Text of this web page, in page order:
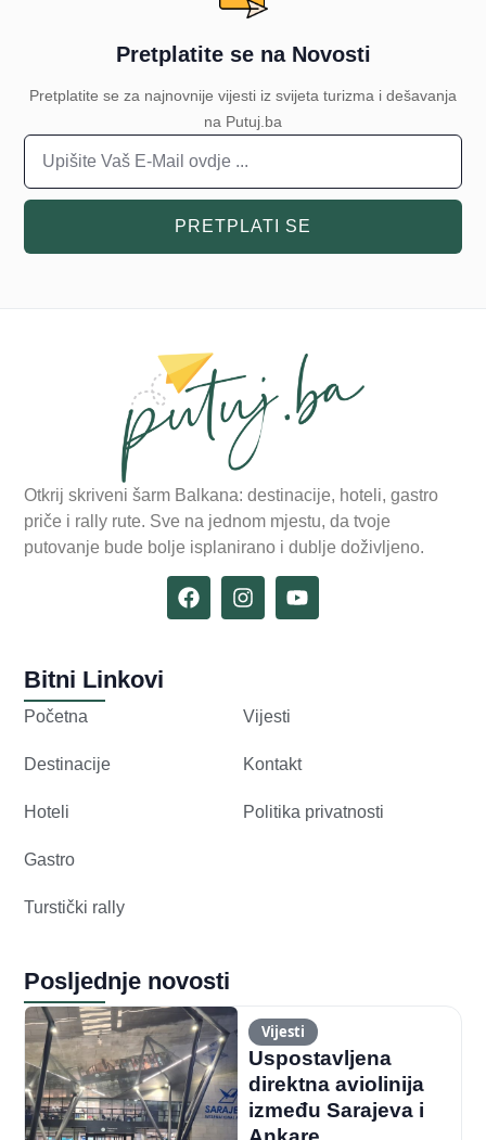
Pretplatite se na Novosti
Pretplatite se za najnovnije vijesti iz svijeta turizma i dešavanja
na Putuj.ba
PRETPLATI SE
Otkrij skriveni šarm Balkana: destinacije, hoteli, gastro
priče i rally rute. Sve na jednom mjestu, da tvoje
putovanje bude bolje isplanirano i dublje doživljeno.
Bitni Linkovi
Početna
Destinacije
Hoteli
Gastro
Turstički rally
Vijesti
Kontakt
Politika privatnosti
Posljednje novosti
Vijesti
Uspostavljena
direktna aviolinija
između Sarajeva i